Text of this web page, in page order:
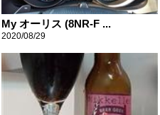
My オーリス (8NR-F ...
2020/08/29